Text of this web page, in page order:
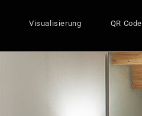
Visualisierung QR Code